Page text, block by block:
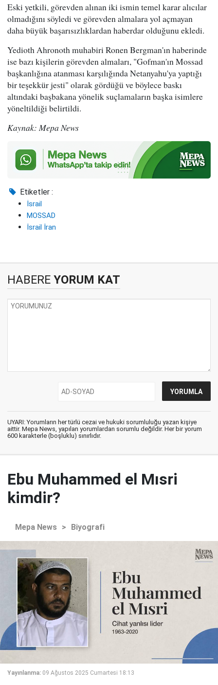
Eski yetkili, görevden alınan iki ismin temel karar alıcılar
olmadığını söyledi ve görevden almalara yol açmayan
daha büyük başarısızlıklardan haberdar olduğunu ekledi.
Yedioth Ahronoth muhabiri Ronen Bergman'ın haberinde
ise bazı kişilerin görevden almaları, "Gofman'ın Mossad
başkanlığına atanması karşılığında Netanyahu'ya yaptığı
bir teşekkür jesti" olarak gördüğü ve böylece baskı
altındaki başbakana yönelik suçlamaların başka isimlere
yöneltildiği belirtildi.
Kaynak: Mepa News
Etiketler :
İsrail
MOSSAD
İsrail İran
HABERE YORUM KAT
UYARI: Yorumların her türlü cezai ve hukuki sorumluluğu yazan kişiye
aittir. Mepa News, yapılan yorumlardan sorumlu değildir. Her bir yorum
600 karakterle (boşluklu) sınırlıdır.
Ebu Muhammed el Mısri
kimdir?
Mepa News > Biyografi
Yayınlanma: 09 Ağustos 2025 Cumartesi 18:13